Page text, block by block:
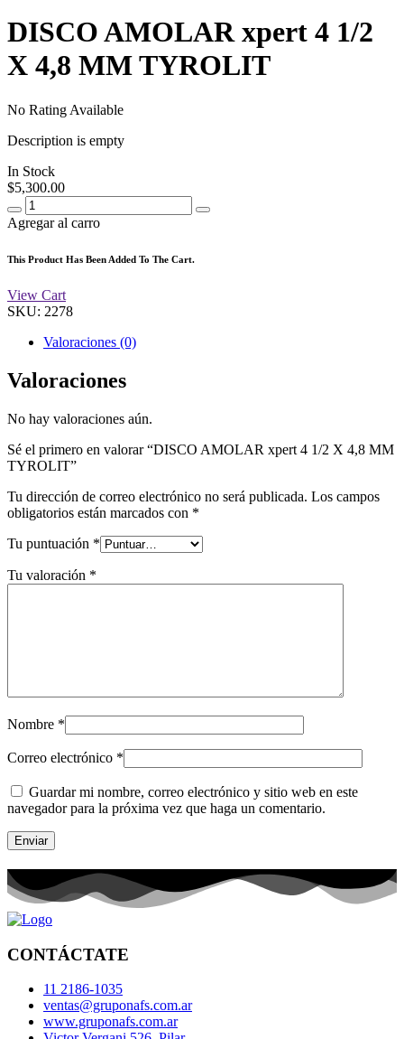
DISCO AMOLAR xpert 4 1/2
X 4,8 MM TYROLIT
No Rating Available
Description is empty
In Stock
$5,300.00
Agregar al carro
This Product Has Been Added To The Cart.
View Cart
SKU: 2278
Valoraciones (0)
Valoraciones
No hay valoraciones aún.
Sé el primero en valorar “DISCO AMOLAR xpert 4 1/2 X 4,8 MM
TYROLIT”
Tu dirección de correo electrónico no será publicada. Los campos
obligatorios están marcados con *
Tu puntuación *
Tu valoración *
Nombre *
Correo electrónico *
Guardar mi nombre, correo electrónico y sitio web en este
navegador para la próxima vez que haga un comentario.
CONTÁCTATE
11 2186-1035
ventas@gruponafs.com.ar
www.gruponafs.com.ar